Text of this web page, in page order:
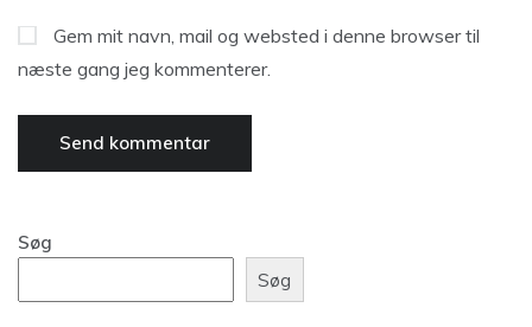
Gem mit navn, mail og websted i denne browser til
næste gang jeg kommenterer.
Søg
Søg